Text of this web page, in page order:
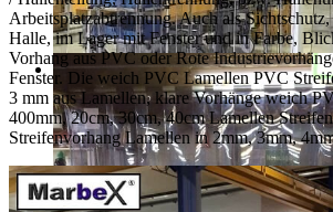
Arbeitsplatzabtrennung. Auch als
Halle, im Lager mit Fenster und in Farbe,
Vorhang aus PVC oder Rote
Fenster. Die weich PVC Lamellen PVC
3 mm aus Lamellen, klare Vorhänge weich
400mm, 20cm, 30cm, 40cm Lamellen
Streifenvorhang Lamellen in 2mm, 3mm,